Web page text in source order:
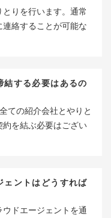
りを行います。通常
絡することが可能な
結する必要はあるの
ての紹介会社とやりと
約を結ぶ必要はござい
ェントは どうすれば
ドエージェントを通